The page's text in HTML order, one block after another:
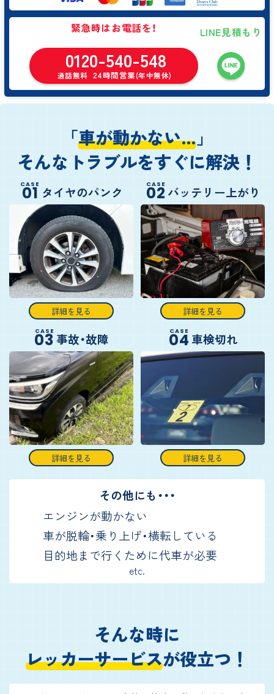
緊急時はお電話を！
0120-540-548
通話無料 24時間営業(年中無休)
LINE見積もり
「車が動かない…」
そんなトラブルをすぐに解決！
CASE
01 タイヤのパンク
詳細を見る
CASE
02 バッテリー上がり
詳細を見る
CASE
03事故・故障
詳細を見る
CASE
04 車検切れ
詳細を見る
その他にも・・・
エンジンが動かない
車が脱輪・乗り上げ・横転している
目的地まで行くために代車が必要
etc.
そんな時に
レッカーサービスが役立つ！